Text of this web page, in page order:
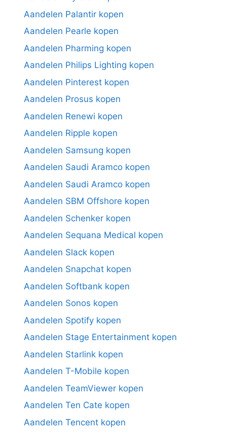
Aandelen Palantir kopen
Aandelen Pearle kopen
Aandelen Pharming kopen
Aandelen Philips Lighting kopen
Aandelen Pinterest kopen
Aandelen Prosus kopen
Aandelen Renewi kopen
Aandelen Ripple kopen
Aandelen Samsung kopen
Aandelen Saudi Aramco kopen
Aandelen Saudi Aramco kopen
Aandelen SBM Offshore kopen
Aandelen Schenker kopen
Aandelen Sequana Medical kopen
Aandelen Slack kopen
Aandelen Snapchat kopen
Aandelen Softbank kopen
Aandelen Sonos kopen
Aandelen Spotify kopen
Aandelen Stage Entertainment kopen
Aandelen Starlink kopen
Aandelen T-Mobile kopen
Aandelen TeamViewer kopen
Aandelen Ten Cate kopen
Aandelen Tencent kopen